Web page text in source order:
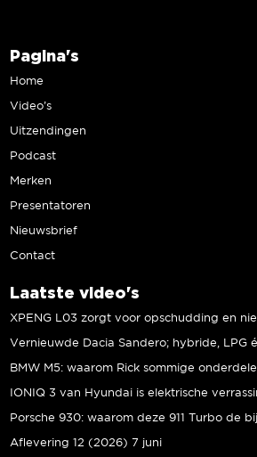
Pagina's
Home
Video’s
Uitzendingen
Podcast
Merken
Presentatoren
Nieuwsbrief
Contact
Laatste video's
IONIQ 3 van Hyundai is elektrische
Aflevering 12 (2026) 7 juni